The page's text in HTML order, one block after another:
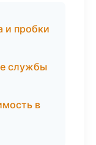
и пробки
службы
в